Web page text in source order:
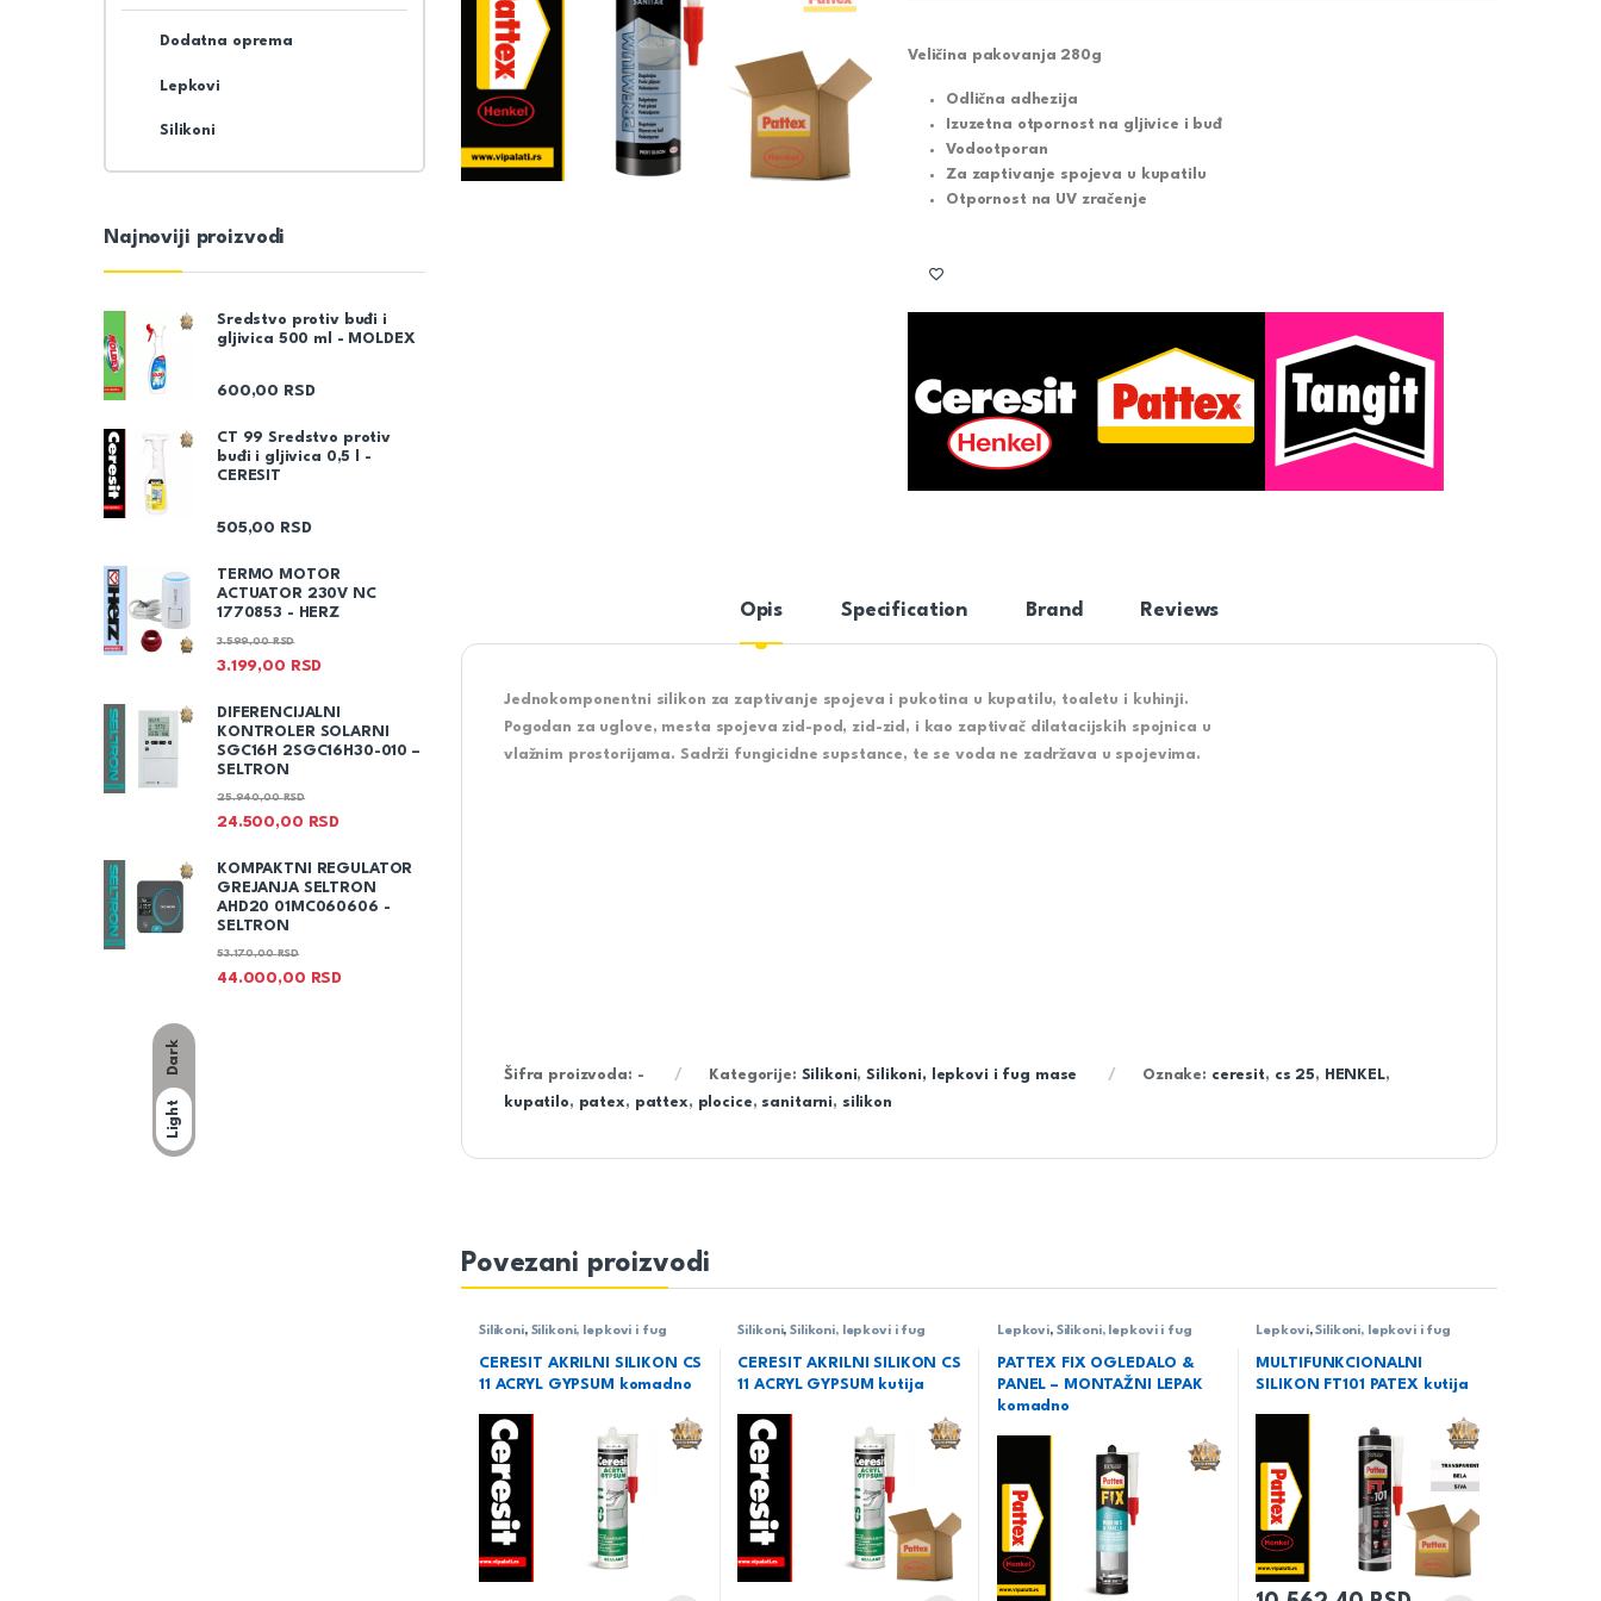
Dark
Light
Veličina pakovanja 280g
Odlična adhezija
Izuzetna otpornost na gljivice i buđ
Vodootporan
Za zaptivanje spojeva u kupatilu
Otpornost na UV zračenje
Opis Specification Brand Reviews
Jednokomponentni silikon za zaptivanje spojeva i pukotina u kupatilu, toaletu i kuhinji.
Pogodan za uglove, mesta spojeva zid-pod, zid-zid, i kao zaptivač dilatacijskih spojnica u
vlažnim prostorijama. Sadrži fungicidne supstance, te se voda ne zadržava u spojevima.
Šifra proizvoda: - Kategorije: Silikoni,Silikoni, lepkovi i fug mase Oznake: ceresit, cs 25, HENKEL,
kupatilo, patex, pattex, plocice, sanitarni, silikon
Povezani proizvodi
Silikoni, Silikoni, lepkovi i fug
CERESIT AKRILNI SILIKON CS
11 ACRYL GYPSUM komadno
Silikoni,Silikoni, lepkovi i fug
CERESIT AKRILNI SILIKON CS
11 ACRYL GYPSUM kutija
Lepkovi, Silikoni, lepkovi i fug
PATTEX FIX OGLEDALO &
PANEL – MONTAŽNI LEPAK
komadno
Lepkovi,Silikoni, lepkovi i fug
MULTIFUNKCIONALNI
SILIKON FT101 PATEX kutija
Dodatna oprema
Lepkovi
Silikoni
Najnoviji proizvodi
Sredstvo protiv buđi i
gljivica 500 ml - MOLDEX
600,00 RSD
CT 99 Sredstvo protiv
buđi i gljivica 0,5 l -
CERESIT
505,00 RSD
TERMO MOTOR
ACTUATOR 230V NC
1770853 - HERZ
3.199,00 RSD
3.599,00RSD
DIFERENCIJALNI
KONTROLER SOLARNI
SGC16H 2SGC16H30-010 –
SELTRON
24.500,00 RSD
25.940,00RSD
KOMPAKTNI REGULATOR
GREJANJA SELTRON
AHD20 01MC060606 -
SELTRON
44.000,00 RSD
53.170,00RSD